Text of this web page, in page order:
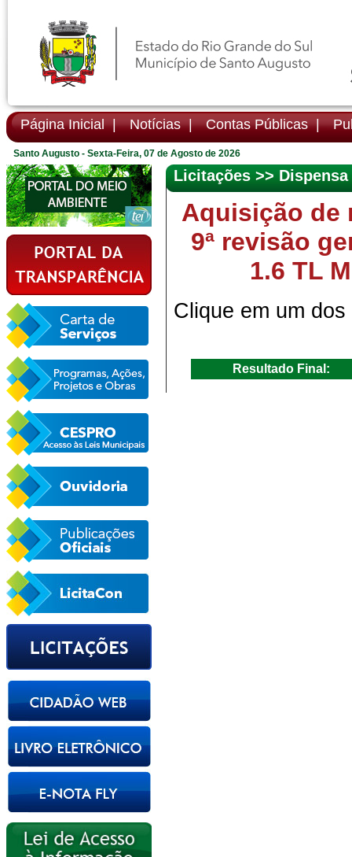
Página Inicial | Notícias | Contas Públicas |
Santo Augusto - Sexta-Feira, 07 de Agosto de 2026
Licitações >> Dispensa
Aquisição de
9ª revisão
1.6 TL
Clique em um
Resultado Final: